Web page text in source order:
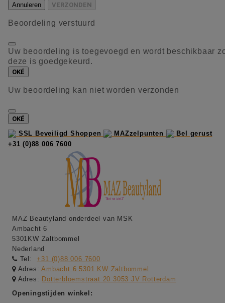
Annuleren VERZONDEN
Beoordeling verstuurd
Uw beoordeling is toegevoegd en wordt beschikbaar
deze is goedgekeurd.
OKÉ
Uw beoordeling kan niet worden verzonden
OKÉ
SSL Beveiligd Shoppen
MAZzelpunten
Bel gerust
+31 (0)88 006 7600
MAZ Beautyland onderdeel van MSK
Ambacht 6
5301KW Zaltbommel
Nederland
Tel:
+31 (0)88 006 7600
Adres:Ambacht 6 5301 KW Zaltbommel
Adres: Dotterbloemstraat 20 3053 JV Rotterdam
Openingstijden winkel: